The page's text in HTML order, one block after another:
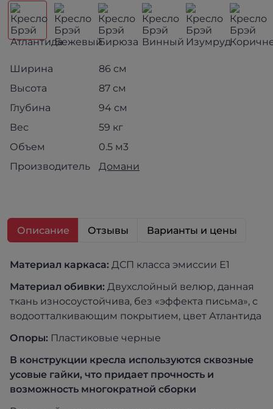
Ширина
86 см
Высота
87 см
Глубина
94 см
Вес
59 кг
Объем
0.5 м3
Производитель
Домани
Описание Отзывы Варианты и цены
Материал каркаса: ДСП класса эмиссии Е1
Материал обивки: Двухслойный велюр, данная
ткань износоустойчива, без «эффекта письма», с
водоотталкивающим покрытием, цвет Атлантида
Опоры: Пластиковые черные
В конструкции кресла используются сквозные
усовые гайки, что придает прочность и
возможность многократной сборки